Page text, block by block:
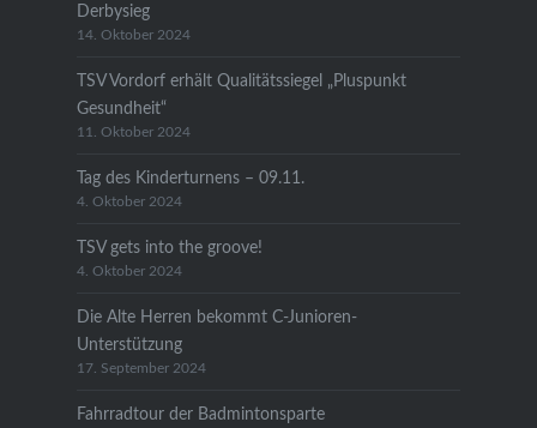
Derbysieg
14. Oktober 2024
TSV Vordorf erhält Qualitätssiegel „Pluspunkt
Gesundheit“
11. Oktober 2024
Tag des Kinderturnens – 09.11.
4. Oktober 2024
TSV gets into the groove!
4. Oktober 2024
Die Alte Herren bekommt C-Junioren-
Unterstützung
17. September 2024
Fahrradtour der Badmintonsparte